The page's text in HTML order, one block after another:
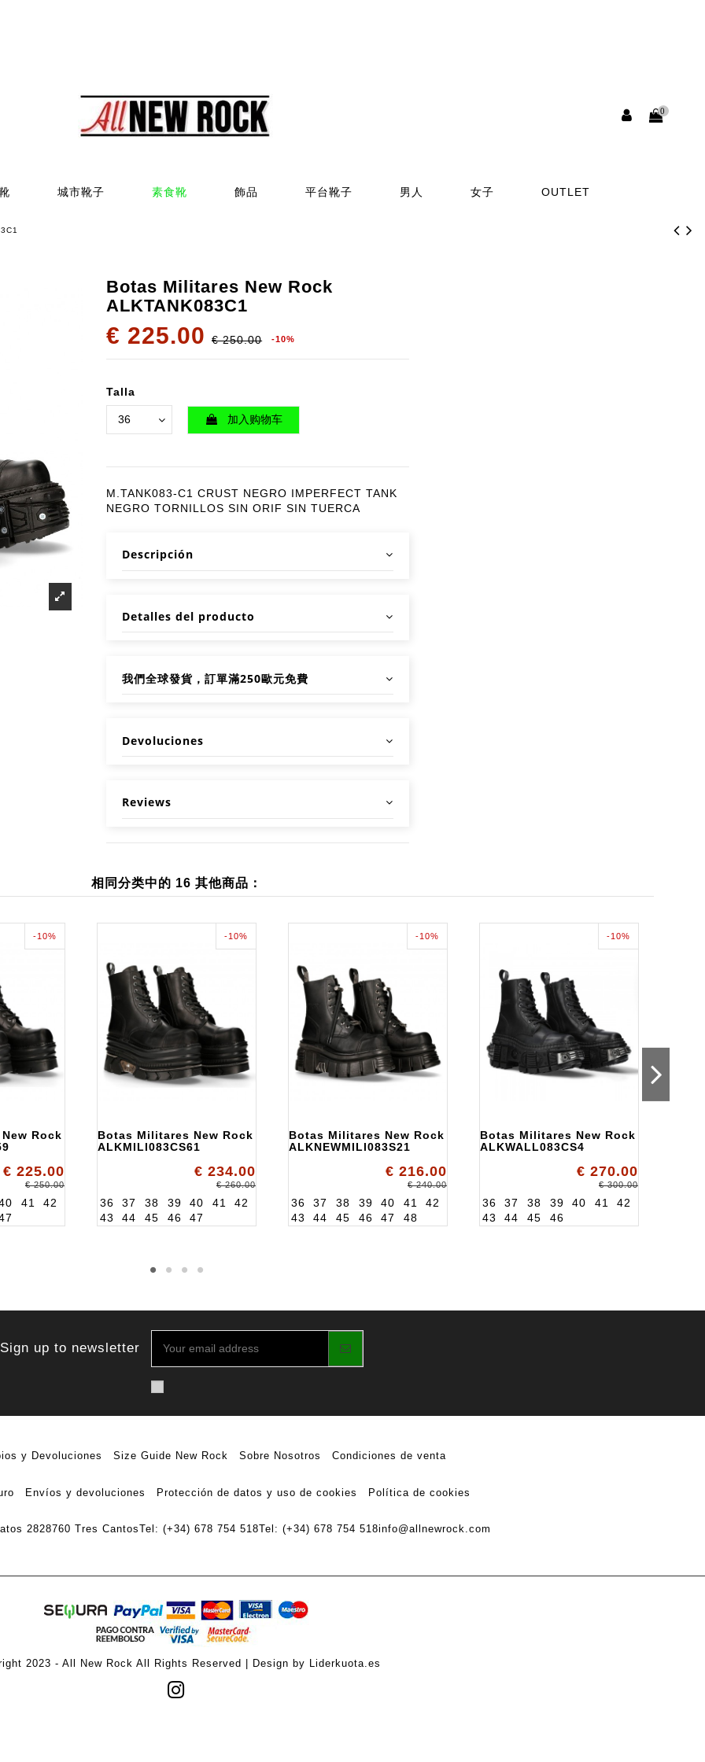
0
城市靴子 素食靴 飾品 平台靴子 男人 女子 OUTLET
Botas Militares New Rock
ALKTANK083C1
€ 225.00 € 250.00 -10%
Talla
加入购物车
M.TANK083-C1 CRUST NEGRO IMPERFECT TANK
NEGRO TORNILLOS SIN ORIF SIN TUERCA
Descripción
Detalles del producto
我們全球發貨，訂單滿250歐元免費
Devoluciones
Reviews
相同分类中的 16 其他商品：
-10%
Rock
€ 225.00
€ 250.00
41
42
-10%
Botas Militares New Rock
ALKMILI083CS61
€ 234.00
€ 260.00
36 37 38 39 40 41
42
43
44 45 46 47
-10%
Botas Militares New Rock
ALKNEWMILI083S21
€ 216.00
€ 240.00
36 37 38 39 40 41
42
43
44 45 46 47 48
-10%
Botas Militares New Rock
ALKWALL083CS4
€ 270.00
€ 300.00
36 37 38 39 40 41
42
43
44 45 46
Sign up to newsletter
y Devoluciones Size Guide New Rock Sobre Nosotros Condiciones de venta
Envíos y devoluciones Protección de datos y uso de cookies Política de cookies
2828760 Tres CantosTel: (+34) 678 754 518Tel: (+34) 678 754 518info@allnewrock.com
2023 - All New Rock All Rights Reserved | Design by Liderkuota.es